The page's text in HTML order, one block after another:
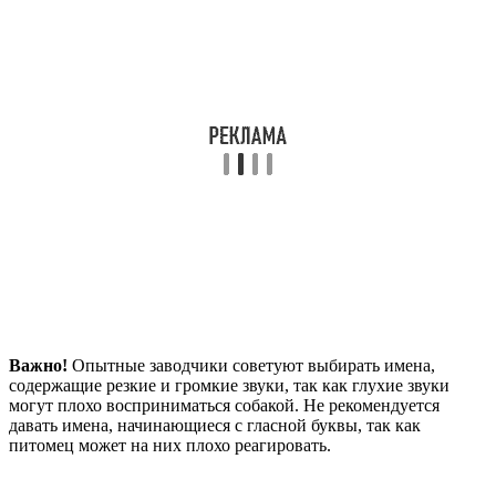
Важно! Опытные заводчики советуют выбирать имена,
содержащие резкие и громкие звуки, так как глухие звуки
могут плохо восприниматься собакой. Не рекомендуется
давать имена, начинающиеся с гласной буквы, так как
питомец может на них плохо реагировать.